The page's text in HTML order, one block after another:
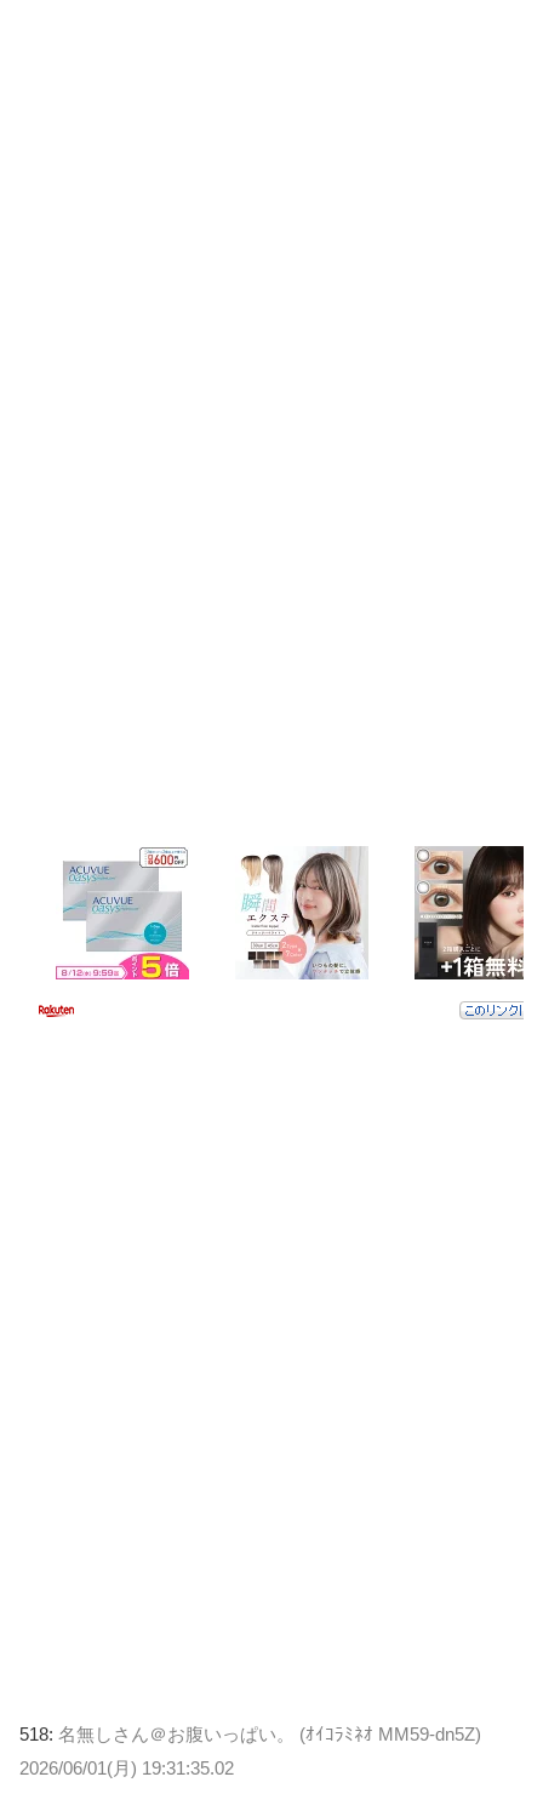
518: 名無しさん＠お腹いっぱい。 (ｵｲｺﾗﾐﾈｵ MM59-dn5Z)
2026/06/01(月) 19:31:35.02